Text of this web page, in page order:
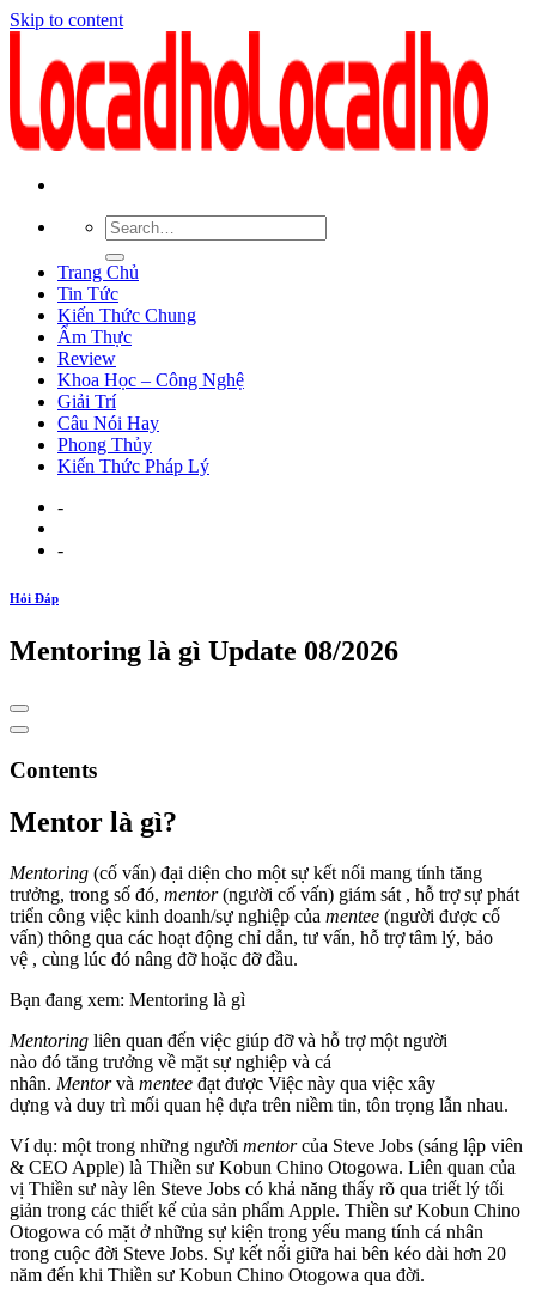
Skip to content
Trang Chủ
Tin Tức
Kiến Thức Chung
Ẩm Thực
Review
Khoa Học – Công Nghệ
Giải Trí
Câu Nói Hay
Phong Thủy
Kiến Thức Pháp Lý
-
-
Hỏi Đáp
Mentoring là gì Update 08/2026
Contents
Mentor là gì?
Mentoring (cố vấn) đại diện cho một sự kết nối mang tính tăng
trưởng, trong số đó, mentor(người cố vấn) giám sát , hỗ trợ sự phát
triển công việc kinh doanh/sự nghiệp của mentee (người được cố
vấn) thông qua các hoạt động chỉ dẫn, tư vấn, hỗ trợ tâm lý, bảo
vệ , cùng lúc đó nâng đỡ hoặc đỡ đầu.
Bạn đang xem: Mentoring là gì
Mentoring liên quan đến việc giúp đỡ và hỗ trợ một người
nào đó tăng trưởng về mặt sự nghiệp và cá
nhân. Mentorvà mentee đạt được Việc này qua việc xây
dựng và duy trì mối quan hệ dựa trên niềm tin, tôn trọng lẫn nhau.
Ví dụ: một trong những người mentorcủa Steve Jobs (sáng lập viên
& CEO Apple) là Thiền sư Kobun Chino Otogowa. Liên quan của
vị Thiền sư này lên Steve Jobs có khả năng thấy rõ qua triết lý tối
giản trong các thiết kế của sản phẩm Apple. Thiền sư Kobun Chino
Otogowa có mặt ở những sự kiện trọng yếu mang tính cá nhân
trong cuộc đời Steve Jobs. Sự kết nối giữa hai bên kéo dài hơn 20
năm đến khi Thiền sư Kobun Chino Otogowa qua đời.